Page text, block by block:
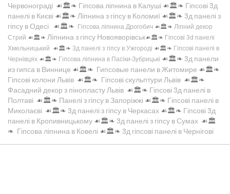
Червонограді ☙🏛️❧ Гіпсова ліпнина в Калуші ☙🏛️❧ Гіпсові 3д
панелі в Києві ☙🏛️❧ Ліпнина з гіпсу в Коломиї ☙🏛️❧ 3д панелі з
гіпсу в Одесі ☙🏛️❧ Гіпсова ліпнина Дрогобич ☙🏛️❧ Ліпний декор
Стрий ☙🏛️❧ Ліпнина з гіпсу Новояворівськ☙🏛️❧ Гіпсові 3d панелі
Хмельницький ☙🏛️❧ 3д панелі з гіпсу в Ужгороді ☙🏛️❧ Гіпсові панелі в
Чернівцях ☙🏛️❧ Гіпсова ліпнина в Пасіки-Зубрицькі ☙🏛️❧ 3д панели
из гипса в Виннице ☙🏛️❧ Гипсовые панели в Житомире ☙🏛️❧
Гіпсові колони Львів ☙🏛️❧ Гіпсові скульптури Львів ☙🏛️❧
Фасадний декор з пінопласту Львів ☙🏛️❧ Гіпсові 3д панелі в
Полтаві ☙🏛️❧ Панелі з гіпсу в Запоріжжі ☙🏛️❧ Гіпсові панелі в
Миколаєві ☙🏛️❧ 3д панелі з гіпсу в Черкасах ☙🏛️❧ Гіпсові 3д
панелі в Кропивницькому ☙🏛️❧ 3д панелі з гіпсу в Сумах ☙🏛️
❧ Гіпсова ліпнина в Ковелі ☙🏛️❧ 3д гіпсові панелі в Чернігові